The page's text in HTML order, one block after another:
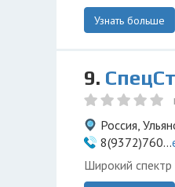
Узнать больше
9.
Россия,
8(9372)760...
Широкий